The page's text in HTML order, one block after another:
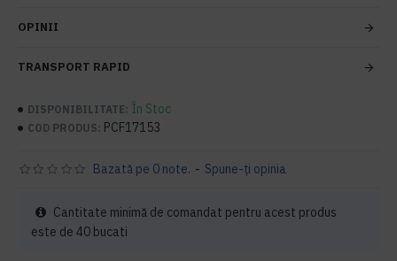
OPINII
TRANSPORT RAPID
DISPONIBILITATE: În Stoc
COD PRODUS: PCF17153
Bazată pe 0 note. - Spune-ţi opinia
Cantitate minimă de comandat pentru acest produs
este de 40 bucati